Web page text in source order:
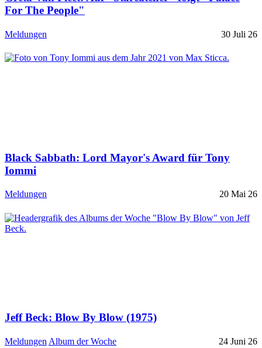
For The People"
Meldungen 30 Juli 26
Black Sabbath: Lord Mayor's Award für Tony
Iommi
Meldungen 20 Mai 26
Jeff Beck: Blow By Blow (1975)
Meldungen Album der Woche 24 Juni 26